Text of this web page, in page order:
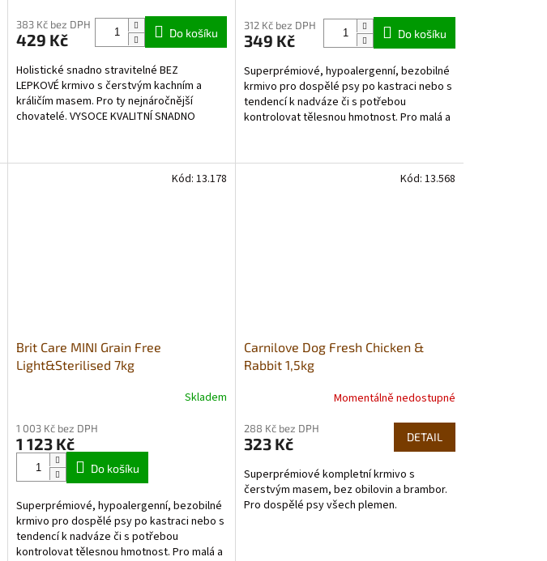
produktu
je
z
5
hvězdiček.
383 Kč bez DPH
429 Kč Do košíku
Holistické snadno stravitelné BEZ
LEPKOVÉ krmivo s čerstvým kachním a
králičím masem. Pro ty nejnáročnější
chovatelé. VYSOCE KVALITNÍ SNADNO
produktu
je
z
5
hvězdiček.
312 Kč bez DPH
349 Kč Do košíku
Superprémiové, hypoalergenní, bezobilné
krmivo pro dospělé psy po kastraci nebo s
tendencí k nadváze či s potřebou
kontrolovat tělesnou hmotnost. Pro malá a
Brit Care MINI Grain Free
Light&Sterilised 7kg
Skladem
1 003 Kč bez DPH
1 123 Kč
Do košíku
Superprémiové, hypoalergenní, bezobilné
krmivo pro dospělé psy po kastraci nebo s
tendencí k nadváze či s potřebou
kontrolovat tělesnou hmotnost. Pro malá a
Kód: 13.178
Carnilove Dog Fresh Chicken &
Rabbit 1,5kg
Momentálně nedostupné
288 Kč bez DPH
323 Kč DETAIL
Superprémiové kompletní krmivo s
čerstvým masem, bez obilovin a brambor.
Pro dospělé psy všech plemen.
Kód: 13.568